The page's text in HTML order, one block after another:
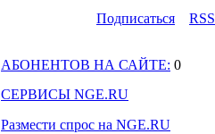
Подпиcаться
RSS
АБОНЕНТОВ НА САЙТЕ: 0
СЕРВИСЫ NGE.RU
Размести спрос на NGE.RU